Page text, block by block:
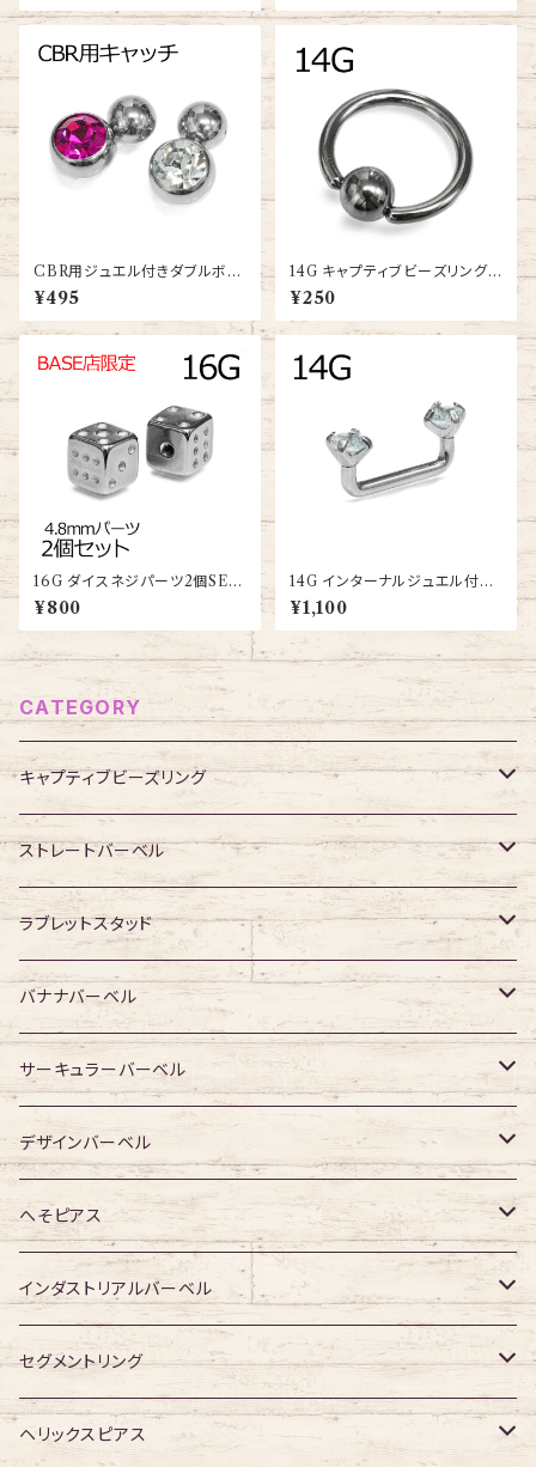
CBR用ジュエル付きダブルボー
ルキャッチ(dm-jm001-ss)
¥495
14G キャプティブビーズリング
(BC-ST001-14G-SS)
¥250
16G ダイスネジパーツ2個SET
(TH-SB020-DICE-16G-SS)
¥800
14G インターナルジュエル付き
サーフェイスバーベル(BZA08-
14G-SS-BA)
¥1,100
CATEGORY
キャプティブビーズリング
316Lサージカルステンレス
ジュエル無し
ジュエル有り
サージカルチタン
ジュエル無し
ジュエル有り
アクリル・その他
ストレートバーベル
316Lサージカルステンレス
ジュエル無し
ジュエル有り
サージカルチタン
ジュエル無し
ジュエル有り
アクリル・その他
ラブレットスタッド
316Lサージカルステンレス
ジュエル無し
ジュエル有り
サージカルチタン
ジュエル無し
ジュエル有り
アクリル・その他
バナナバーベル
316Lサージカルステンレス
ジュエル無し
ジュエル有り
サージカルチタン
ジュエル無し
ジュエル有り
アクリル・その他
サーキュラーバーベル
316Lサージカルステンレス
ジュエル無し
ジュエル有り
サージカルチタン
ジュエル無し
ジュエル有り
アクリル・その他
デザインバーベル
ジュエル無し
ジュエル有り
へそピアス
316Lサージカルステンレス
ジュエル無し
ジュエル有り
サージカルチタン
ジュエル無し
アクリル
インダストリアルバーベル
316Lサージカルステンレス
ジュエル無し
サージカルチタン
セグメントリング
316Lサージカルステンレス
ヘリックスピアス